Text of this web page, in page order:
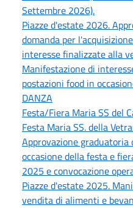
Settembre 2026).
Piazze d'estate 2026.
domanda per
interesse finalizzate alla
Manifestazione di
postazioni food in
DANZA
Festa/Fiera Maria SS del
Festa Maria SS. della
Approvazione
occasione della festa e
2025 e convocazione
Piazze d'estate 2025.
vendita di alimenti e